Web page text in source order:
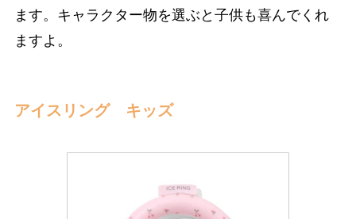
ます。キャラクター物を選ぶと子供も喜んでくれ
ますよ。
アイスリング キッズ